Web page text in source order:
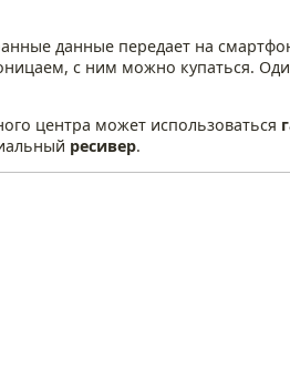
данные передает на
с ним можно купаться.
центра может использоваться
ресивер.